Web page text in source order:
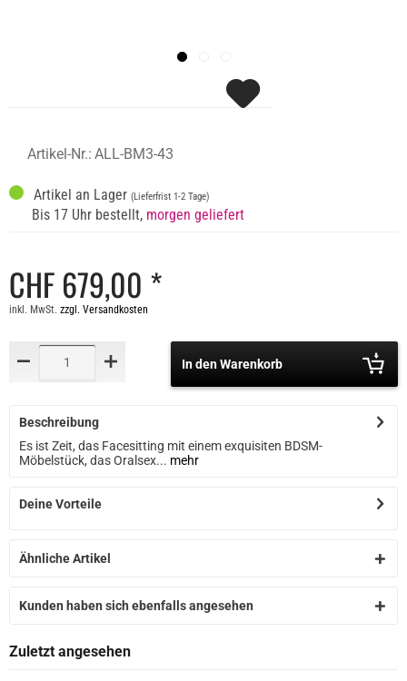
Artikel-Nr.: ALL-BM3-43
Artikel an Lager (Lieferfrist 1-2 Tage)
Bis 17 Uhr bestellt, morgen geliefert
CHF 679,00 *
inkl. MwSt. zzgl. Versandkosten
In den Warenkorb
Beschreibung
Es ist Zeit, das Facesitting mit einem exquisiten BDSM-
Möbelstück, das Oralsex... mehr
Deine Vorteile
Ähnliche Artikel
Kunden haben sich ebenfalls angesehen
Zuletzt angesehen